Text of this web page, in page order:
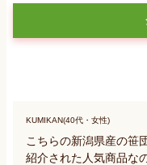
KUMIKAN(40代・女性)
こちらの新潟県産の笹
紹介された人気商品な